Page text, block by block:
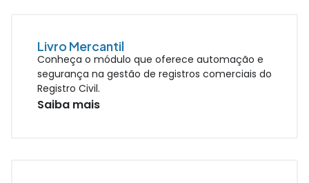
Livro Mercantil
Conheça o módulo que oferece automação e
segurança na gestão de registros comerciais do
Registro Civil.
Saiba mais